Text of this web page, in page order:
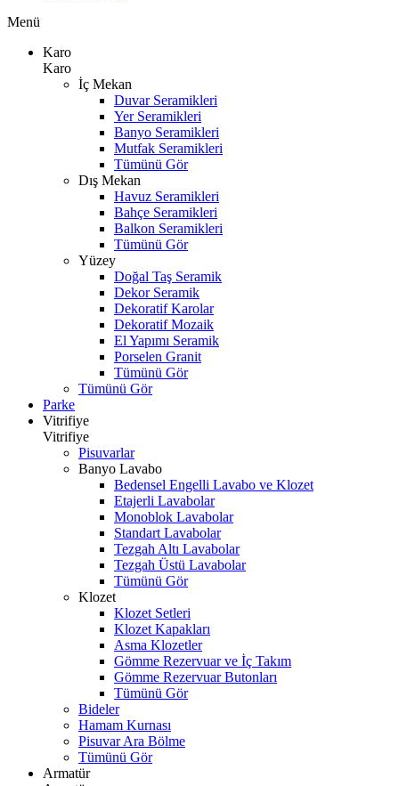
Menü
Karo
Karo
İç Mekan
Duvar Seramikleri
Yer Seramikleri
Banyo Seramikleri
Mutfak Seramikleri
Tümünü Gör
Dış Mekan
Havuz Seramikleri
Bahçe Seramikleri
Balkon Seramikleri
Tümünü Gör
Yüzey
Doğal Taş Seramik
Dekor Seramik
Dekoratif Karolar
Dekoratif Mozaik
El Yapımı Seramik
Porselen Granit
Tümünü Gör
Tümünü Gör
Parke
Vitrifiye
Vitrifiye
Pisuvarlar
Banyo Lavabo
Bedensel Engelli Lavabo ve Klozet
Etajerli Lavabolar
Monoblok Lavabolar
Standart Lavabolar
Tezgah Altı Lavabolar
Tezgah Üstü Lavabolar
Tümünü Gör
Klozet
Klozet Setleri
Klozet Kapakları
Asma Klozetler
Gömme Rezervuar ve İç Takım
Gömme Rezervuar Butonları
Tümünü Gör
Bideler
Hamam Kurnası
Pisuvar Ara Bölme
Tümünü Gör
Armatür